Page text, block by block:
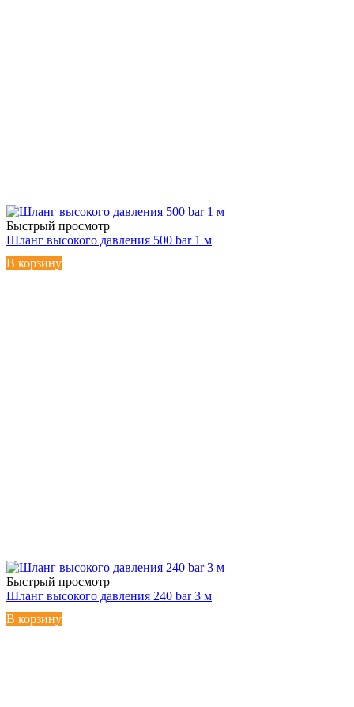
Быстрый просмотр
Шланг высокого давления 500 bar 1 м
В корзину
Быстрый просмотр
Шланг высокого давления 240 bar 3 м
В корзину